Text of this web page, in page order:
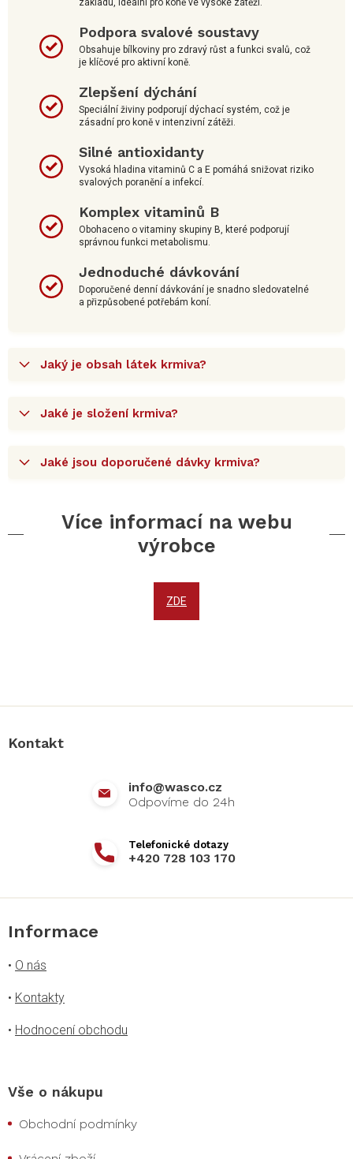
základu, ideální pro koně ve vysoké zátěži.
Podpora svalové soustavy
Obsahuje bílkoviny pro zdravý růst a funkci svalů, což
je klíčové pro aktivní koně.
Zlepšení dýchání
Speciální živiny podporují dýchací systém, což je
zásadní pro koně v intenzivní zátěži.
Silné antioxidanty
Vysoká hladina vitaminů C a E pomáhá snižovat riziko
svalových poranění a infekcí.
Komplex vitaminů B
Obohaceno o vitaminy skupiny B, které podporují
správnou funkci metabolismu.
Jednoduché dávkování
Doporučené denní dávkování je snadno sledovatelné
a přizpůsobené potřebám koní.
Jaký je obsah látek krmiva?
Jaké je složení krmiva?
Jaké jsou doporučené dávky krmiva?
Více informací na webu
výrobce
ZDE
Kontakt
info@wasco.cz
+420 728 103 170
Informace
• O nás
• Kontakty
• Hodnocení obchodu
Vše o nákupu
Obchodní podmínky